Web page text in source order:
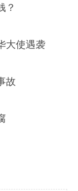
？
大使遇袭
故